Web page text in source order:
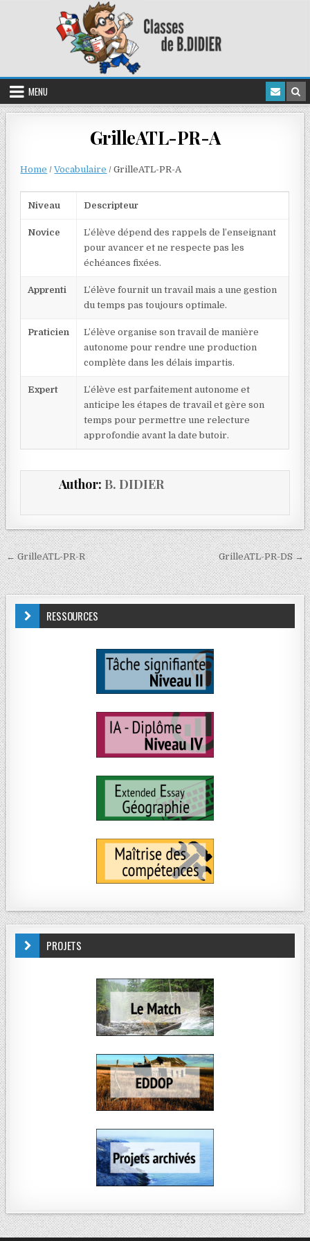
MENU
GrilleATL-PR-A
Home /Vocabulaire /GrilleATL-PR-A
Niveau Descripteur
Novice
L’élève dépend des rappels de l’enseignant
pour avancer et ne respecte pas les
échéances fixées.
Apprenti
L’élève fournit un travail mais a une gestion
du temps pas toujours optimale.
Praticien
L’élève organise son travail de manière
autonome pour rendre une production
complète dans les délais impartis.
Expert
L’élève est parfaitement autonome et
anticipe les étapes de travail et gère son
temps pour permettre une relecture
approfondie avant la date butoir.
Author: B. DIDIER
← GrilleATL-PR-R GrilleATL-PR-DS →
RESSOURCES
PROJETS